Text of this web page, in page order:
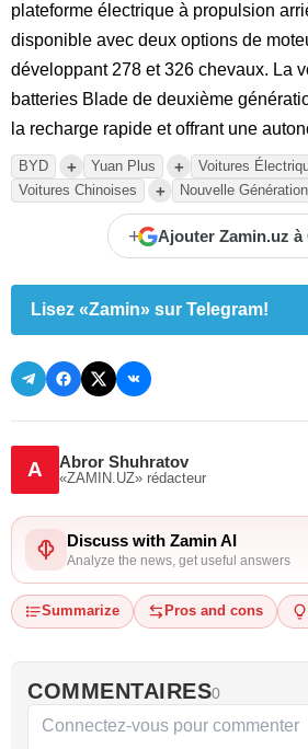
plateforme électrique à propulsion
disponible avec deux options de
développant 278 et 326 chevaux. La
batteries Blade de deuxième
la recharge rapide et offrant une
BYD + Yuan Plus + Voitures
Voitures Chinoises + Nouvelle Génération
+ Ajouter Zamin.uz à
Lisez «Zamin» sur Telegram!
A Abror Shuhratov
«ZAMIN.UZ» rédacteur
Discuss with Zamin AI
Analyze the news, get useful answers
Summarize Pros and cons
COMMENTAIRES0